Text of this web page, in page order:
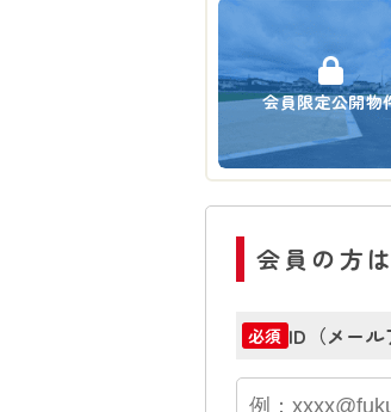
会員限定公開物
会員の方
必須 ID（メール